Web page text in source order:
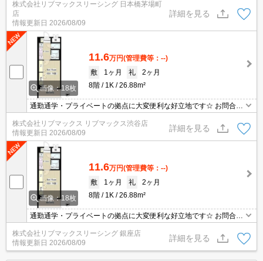
いたします。お気軽にお問い合わせください☆
株式会社リブマックスリーシング 日本橋茅場町
店
情報更新日 2026/08/09
詳細を見る
画像：18枚
11.6万円(管理費等：--)
敷
1ヶ月 礼
2ヶ月
8階
1K 26.88m²
通勤通学・プライベートの拠点に大変便利な好立地です☆ お問合せ
物件のほかにもネット非掲載や空き予定など豊富な物件からご紹介
いたします。お気軽にお問い合わせください☆
株式会社リブマックス リブマックス渋谷店
情報更新日 2026/08/09
詳細を見る
画像：18枚
11.6万円(管理費等：--)
敷
1ヶ月 礼
2ヶ月
8階
1K 26.88m²
通勤通学・プライベートの拠点に大変便利な好立地です☆ お問合せ
物件のほかにもネット非掲載や空き予定など豊富な物件からご紹介
いたします。お気軽にお問い合わせください☆
株式会社リブマックスリーシング 銀座店
情報更新日 2026/08/09
詳細を見る